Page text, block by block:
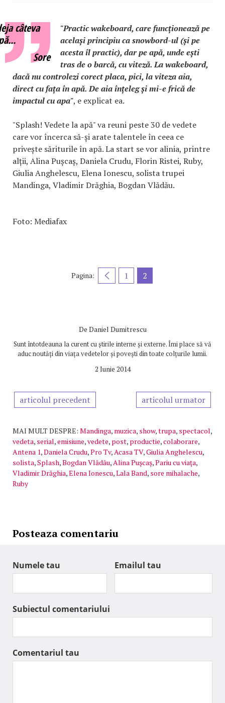
câteva
Sore
"Practic wakeboard, care funcționează pe
același principiu ca snowbord-ul (și pe
acesta îl practic), dar pe apă, unde ești
tras de o barcă, cu viteză. La wakeboard,
dacă nu controlezi corect placa, pici, la viteza aia,
direct cu fața în apă. De aia înțeleg și mi-e frică de
impactul cu apa", e explicat ea.
"Splash! Vedete la apă" va reuni peste 30 de vedete
care vor încerca să-și arate talentele în ceea ce
privește săriturile în apă. La start se vor alinia, printre
alții, Alina Pușcaș, Daniela Crudu, Florin Ristei, Ruby,
Giulia Anghelescu, Elena Ionescu, solista trupei
Mandinga, Vladimir Drăghia, Bogdan Vlădău.
Foto: Mediafax
Pagina: 1 2
De Daniel Dumitrescu
Sunt întotdeauna la curent cu știrile interne și externe. Îmi place să vă
aduc noutăți din viața vedetelor și povești din toate colțurile lumii.
2 Iunie 2014
articolul precedent articolul urmator
MAI MULT DESPRE: Mandinga, muzica, show,trupa, spectacol,
vedeta, serial,emisiune,vedete, post, productie,colaborare,
Antena 1,Daniela Crudu,Pro Tv, Acasa TV,Giulia Anghelescu,
solista,Splash,Bogdan Vlădău, Alina Puşcaş,Pariu cu viaţa,
Vladimir Drăghia,Elena Ionescu,Lala Band, sore mihalache,
Ruby
Posteaza comentariu
Numele tau Emailul tau
Subiectul comentariului
Comentariul tau